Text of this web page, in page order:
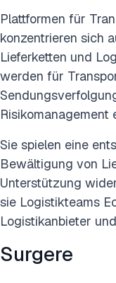
Plattformen für
konzentrieren sich
Lieferketten und
werden für
Risikomanagement
Sie spielen eine
Bewältigung von
Unterstützung
sie Logistikteams
Logistikanbieter
Surgere